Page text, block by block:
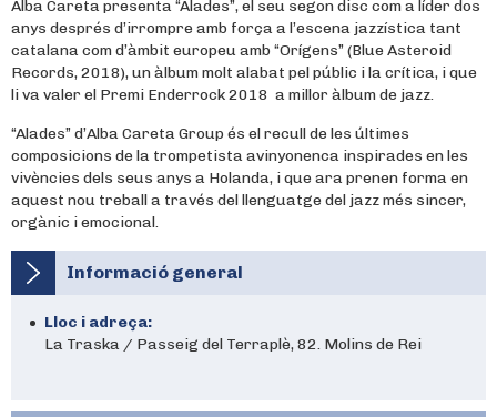
Alba Careta presenta “Alades”, el seu segon disc com a líder dos
anys després d’irrompre amb força a l’escena jazzística tant
catalana com d’àmbit europeu amb “Orígens” (Blue Asteroid
Records, 2018), un àlbum molt alabat pel públic i la crítica, i que
li va valer el Premi Enderrock 2018 a millor àlbum de jazz.
“Alades” d’Alba Careta Group és el recull de les últimes
composicions de la trompetista avinyonenca inspirades en les
vivències dels seus anys a Holanda, i que ara prenen forma en
aquest nou treball a través del llenguatge del jazz més sincer,
orgànic i emocional.
Informació general
Lloc i adreça:
La Traska / Passeig del Terraplè, 82. Molins de Rei